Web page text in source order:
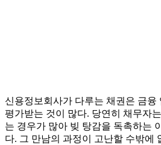
신용정보회사가 다루는 채권은 금융
평가받는 것이 많다. 당연히 채무자
는 경우가 많아 빚 탕감을 독촉하는
다. 그 만남의 과정이 고난할 수밖에